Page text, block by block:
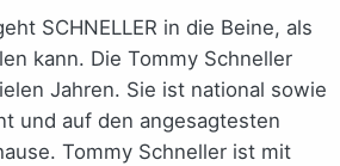
SCHNELLER in die Beine, als
kann. Die Tommy Schneller
Jahren. Sie ist national sowie
und auf den angesagtesten
Tommy Schneller ist mit